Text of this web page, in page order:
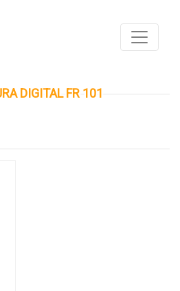
DIGITAL FR 101